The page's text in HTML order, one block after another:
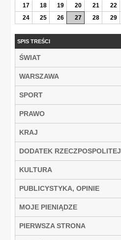
17
18 19 20 21 22
24
25 26 27 28 29
SPIS TREŚCI
ŚWIAT
WARSZAWA
SPORT
PRAWO
KRAJ
DODATEK RZECZPOSPOLITEJ
KULTURA
PUBLICYSTYKA, OPINIE
MOJE PIENIĄDZE
PIERWSZA STRONA